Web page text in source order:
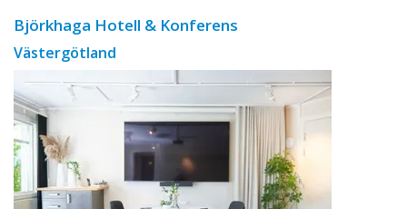
Björkhaga Hotell & Konferens
Västergötland